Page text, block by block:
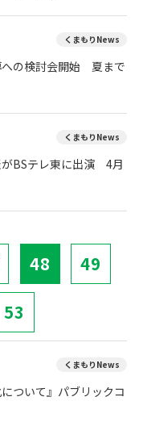
くまもりNews
への検討会開始 夏まで
くまもりNews
がBSテレ東に出演 4月
48 49
53
くまもりNews
ついて』パブリックコ